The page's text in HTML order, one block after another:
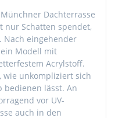
Dachterrasse
nur Schatten spendet,
Nach eingehender
Modell mit
Acrylstoff.
wie unkompliziert sich
bedienen lässt. An
vor UV-
auch in den